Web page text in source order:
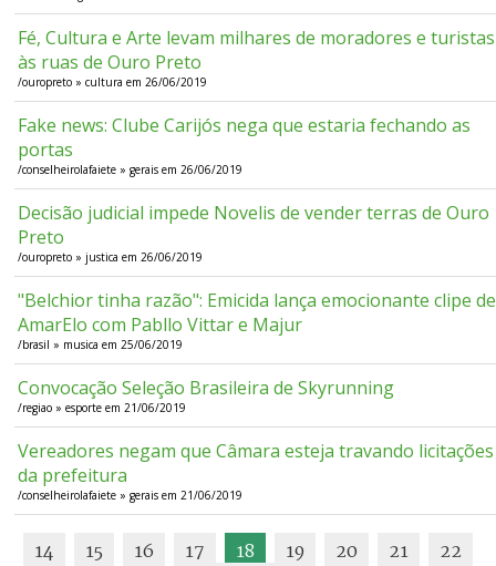
Fé, Cultura e Arte levam milhares de moradores e turistas
às ruas de Ouro Preto
/ouropreto » cultura em 26/06/2019
Fake news: Clube Carijós nega que estaria fechando as
portas
/conselheirolafaiete » gerais em 26/06/2019
Decisão judicial impede Novelis de vender terras de Ouro
Preto
/ouropreto » justica em 26/06/2019
"Belchior tinha razão": Emicida lança emocionante clipe de
AmarElo com Pabllo Vittar e Majur
/brasil » musica em 25/06/2019
Convocação Seleção Brasileira de Skyrunning
/regiao » esporte em 21/06/2019
Vereadores negam que Câmara esteja travando licitações
da prefeitura
/conselheirolafaiete » gerais em 21/06/2019
14 15 16 17 18 19 20 21 22